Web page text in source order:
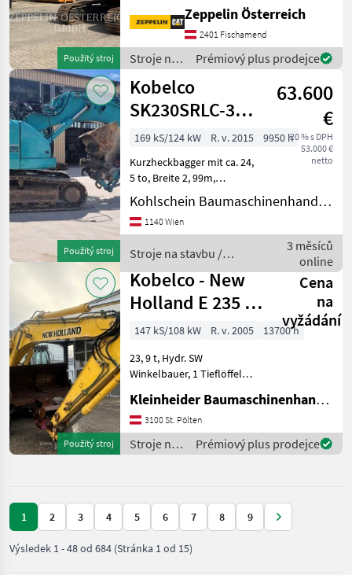
Použitý stroj
verfügbar (English below).
Letzter Service bei 4.619
Betriebsstunden
durchgeführt. Einsatzbereit
ohne
Zeppelin Österreich
2401 Fischamend
Stroje na
stavbu /
CAT
Prémiový plus prodejce
Použitý stroj
Kobelco
SK230SRLC-3
Kurzheckbagger
63.600
€
20 % s DPH
53.000 €
netto
169 kS/124 kW R. v. 2015
9950 h
Kurzheckbagger mit ca. 24,
5 to, Breite 2, 99m,
Zusatzgegengewicht
(+1400kg), komplette
hydraulische Verrohrung,
hydraulischer
Schnellwechsler BM
Kohlschein Baumaschinenhandel GmbH
1140 Wien
Stroje na stavbu /
Kobelco
3 měsíců
online
Použitý stroj
Kobelco - New
Holland E 235 SR
- 1ES
Cena
na
vyžádání
147 kS/108 kW R. v. 2005
13700 h
23, 9 t, Hydr. SW
Winkelbauer, 1 Tieflöffel
mm, Hammer-
Greiferleitung Stroje na
stavbu Pásový báger
Kleinheider Baumaschinenhandel GmbH.
3100 St. Pölten
Stroje na
stavbu /
Prémiový plus prodejce
1 2 3 4 5 6 7 8 9
Výsledek 1-48od 684 (Stránka 1 od 15)